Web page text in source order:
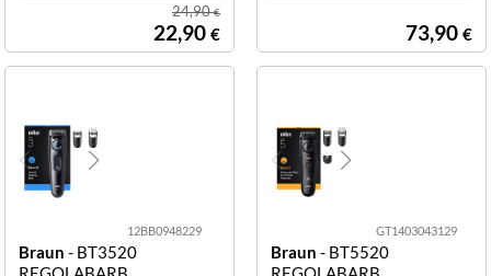
24,90€
22,90 €
ssata. Con la la
ga durata e la te
cnologia AutoSe
nse, questo
73,90 €
12BB0948229
Braun - BT3520
GT1403043129
Braun - BT5520